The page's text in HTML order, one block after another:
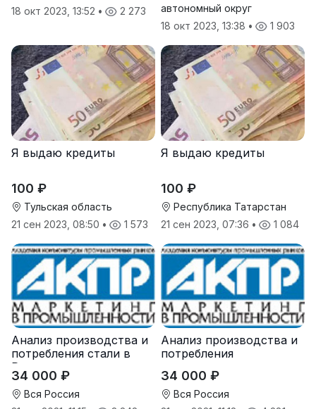
18 окт 2023, 13:52 • 2 273
автономный округ
18 окт 2023, 13:38 • 1 903
Я выдаю кредиты
100 ₽
Тульская область
21 сен 2023, 08:50 • 1 573
Я выдаю кредиты
100 ₽
Республика Татарстан
21 сен 2023, 07:36 • 1 084
Анализ производства и
потребления стали в
России
34 000 ₽
Вся Россия
Анализ производства и
потребления
агломерата и окатыша в
России
34 000 ₽
Вся Россия